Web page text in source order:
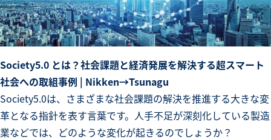
Society5.0 とは？社会課題と経済発展を解決する超スマート
社会への取組事例 | Nikken→Tsunagu
Society5.0は、さまざまな社会課題の解決を推進する大きな変
革となる指針を表す言葉です。人手不足が深刻化している製造
業などでは、どのような変化が起きるのでしょうか？